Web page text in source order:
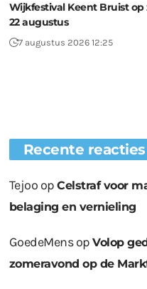
Wijkfestival Keent Bruist
22 augustus
7 augustus 2026 12:25
Recente reacties
Tejoo opCelstraf voor
belaging en vernieling
GoedeMensopVolop
zomeravond op de